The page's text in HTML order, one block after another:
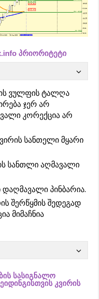
პრიორიტეტი
ვულფის ტალღა
ჯერ არ
კორექცია არ
სანთელი მყარი
სანთლი აღმავალი
დაღმავალი პინბარია.
შერწყმის შედეგად
მიმაჩნია
სასიგნალო
კვირის